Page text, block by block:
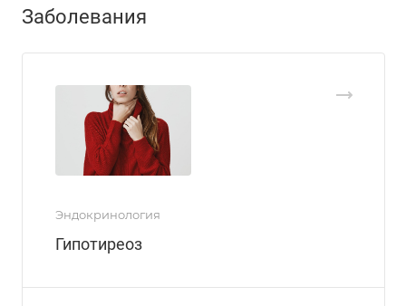
Заболевания
Эндокринология
Гипотиреоз